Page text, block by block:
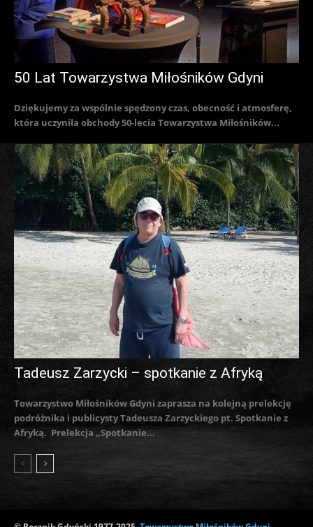
50 Lat Towarzystwa Miłośników Gdyni
Dziękujemy za wspólnie spędzony czas, obecność i atmosferę,
która uczyniła obchody 50-lecia Towarzystwa Miłośników...
Tadeusz Zarzycki – spotkanie z Afryką
Towarzystwo Miłośników Gdyni zaprasza na kolejną prelekcję
podróżnika i publicysty Tadeusza Zarzyckiego pt. Spotkanie z
Afryką. Prelekcja „Spotkanie...